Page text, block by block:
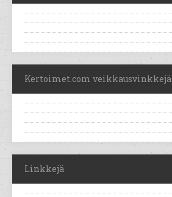
Kertoimet.com veikkausvinkkejä
Linkkejä